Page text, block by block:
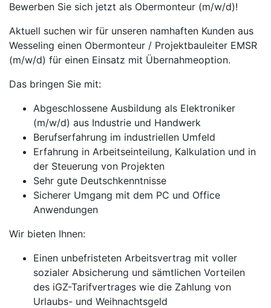
Bewerben Sie sich jetzt als Obermonteur (m/w/d)!
Aktuell suchen wir für unseren namhaften Kunden aus
Wesseling einen Obermonteur / Projektbauleiter EMSR
(m/w/d) für einen Einsatz mit Übernahmeoption.
Das bringen Sie mit:
Abgeschlossene Ausbildung als Elektroniker
(m/w/d) aus Industrie und Handwerk
Berufserfahrung im industriellen Umfeld
Erfahrung in Arbeitseinteilung, Kalkulation und in
der Steuerung von Projekten
Sehr gute Deutschkenntnisse
Sicherer Umgang mit dem PC und Office
Anwendungen
Wir bieten Ihnen:
Einen unbefristeten Arbeitsvertrag mit voller
sozialer Absicherung und sämtlichen Vorteilen
des iGZ-Tarifvertrages wie die Zahlung von
Urlaubs- und Weihnachtsgeld